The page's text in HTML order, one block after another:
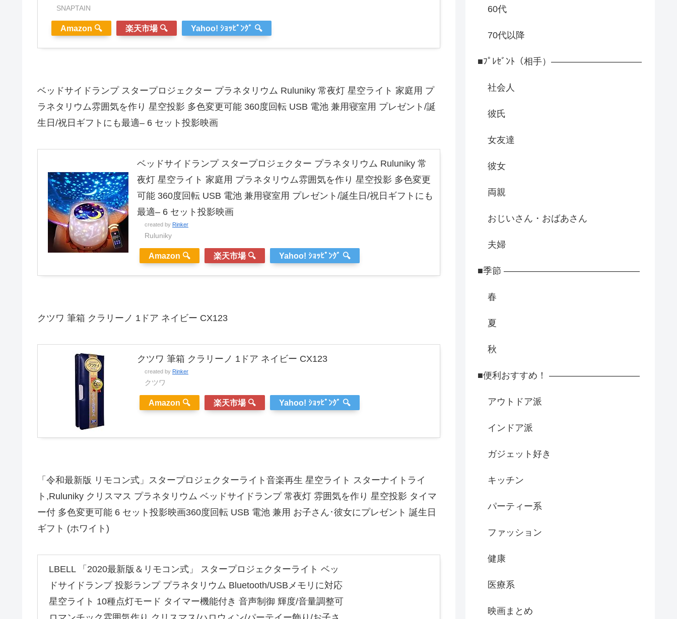
SNAPTAIN
Amazon 🔍 楽天市場 🔍 Yahoo! ｼｮｯﾋﾟﾝｸﾞ 🔍
ベッドサイドランプ スタープロジェクター プラネタリウム Ruluniky 常夜灯 星空ライト 家庭用 プ
ラネタリウム雰囲気を作り 星空投影 多色変更可能 360度回転 USB 電池 兼用寝室用 プレゼント/誕
生日/祝日ギフトにも最適– 6 セット投影映画
ベッドサイドランプ スタープロジェクター プラネタリウム Ruluniky 常
夜灯 星空ライト 家庭用 プラネタリウム雰囲気を作り 星空投影 多色変更
可能 360度回転 USB 電池 兼用寝室用 プレゼント/誕生日/祝日ギフトにも
最適– 6 セット投影映画
created by Rinker
Ruluniky
Amazon 🔍 楽天市場 🔍 Yahoo! ｼｮｯﾋﾟﾝｸﾞ 🔍
クツワ 筆箱 クラリーノ 1ドア ネイビー CX123
クツワ 筆箱 クラリーノ 1ドア ネイビー CX123
created by Rinker
クツワ
Amazon 🔍 楽天市場 🔍 Yahoo! ｼｮｯﾋﾟﾝｸﾞ 🔍
「令和最新版 リモコン式」スタープロジェクターライト音楽再生 星空ライト スターナイトライ
ト,Ruluniky クリスマス プラネタリウム ベッドサイドランプ 常夜灯 雰囲気を作り 星空投影 タイマ
ー付 多色変更可能 6 セット投影映画360度回転 USB 電池 兼用 お子さん･彼女にプレゼント 誕生日
ギフト (ホワイト)
LBELL 「2020最新版＆リモコン式」 スタープロジェクターライト ベッ
ドサイドランプ 投影ランプ プラネタリウム Bluetooth/USBメモリに対応
星空ライト 10種点灯モード タイマー機能付き 音声制御 輝度/音量調整可
60代
70代以降
■ﾌﾟﾚｾﾞﾝﾄ（相手）――――――――――
社会人
彼氏
女友達
彼女
両親
おじいさん・おばあさん
夫婦
■季節 ―――――――――――――――
春
夏
秋
■便利おすすめ！ ――――――――――
アウトドア派
インドア派
ガジェット好き
キッチン
パーティー系
ファッション
健康
医療系
映画まとめ